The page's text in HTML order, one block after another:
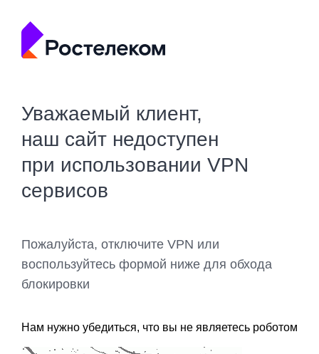
Уважаемый клиент,
наш сайт недоступен
при использовании VPN
сервисов
Пожалуйста, отключите VPN или
воспользуйтесь формой ниже для обхода
блокировки
Нам нужно убедиться, что вы не являетесь роботом